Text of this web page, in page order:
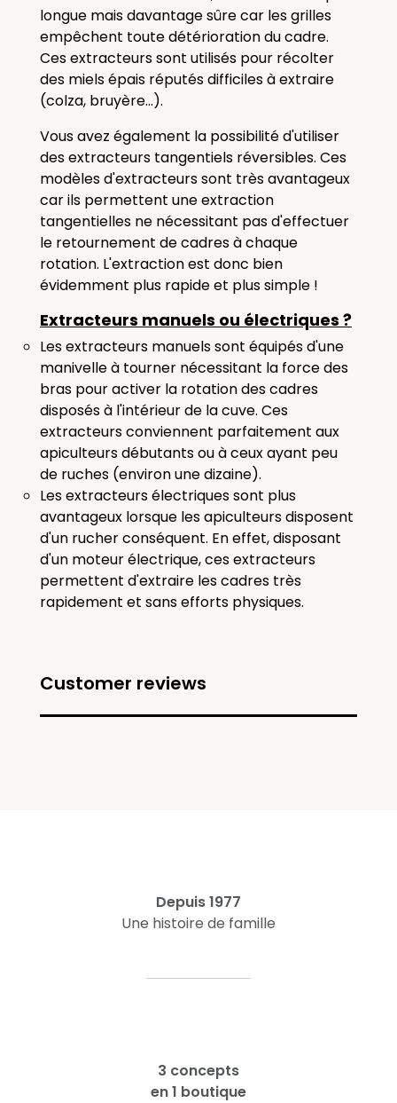
longue mais davantage sûre car les grilles
empêchent toute détérioration du cadre.
Ces extracteurs sont utilisés pour récolter
des miels épais réputés difficiles à extraire
(colza, bruyère...).
Vous avez également la possibilité d'utiliser
des extracteurs tangentiels réversibles. Ces
modèles d'extracteurs sont très avantageux
car ils permettent une extraction
tangentielles ne nécessitant pas d'effectuer
le retournement de cadres à chaque
rotation. L'extraction est donc bien
évidemment plus rapide et plus simple !
Extracteurs manuels ou électriques ?
Les extracteurs manuelssont équipés d'une
manivelle à tourner nécessitant la force des
bras pour activer la rotation des cadres
disposés à l'intérieur de la cuve. Ces
extracteurs conviennent parfaitement aux
apiculteurs débutants ou à ceux ayant peu
de ruches (environ une dizaine).
Les extracteursélectriquessont plus
avantageux lorsque les apiculteurs disposent
d'un rucher conséquent. En effet, disposant
d'un moteur électrique, ces extracteurs
permettent d'extraire les cadres très
rapidement et sans efforts physiques.
Customer reviews
Depuis 1977
Une histoire de famille
3 concepts
en 1 boutique